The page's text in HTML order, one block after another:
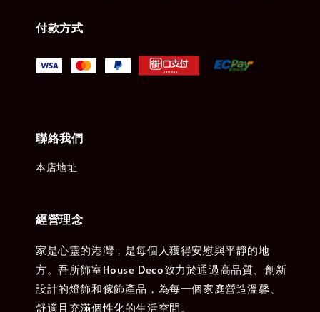
付款方式
聯絡我們
本店地址
經營理念
家是心靈的港灣，是每個人獲得安慰與平靜的地
方。吾所飾室House Deco致力於通過高品質、創新
設計的燈飾和傢飾產品，為每一個家庭營造溫馨、
舒適且充滿個性化的生活空間。